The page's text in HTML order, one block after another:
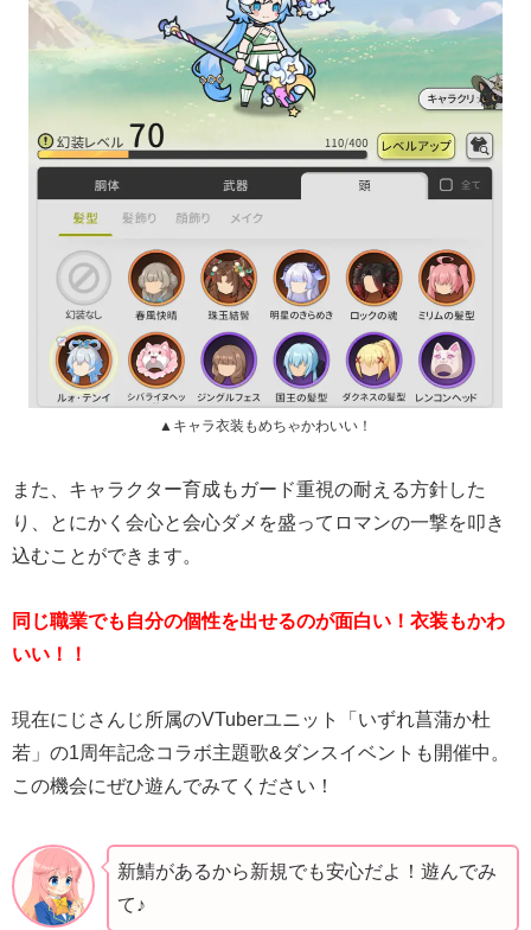
▲キャラ衣装もめちゃかわいい！
また、キャラクター育成もガード重視の耐える方針した
り、とにかく会心と会心ダメを盛ってロマンの一撃を叩き
込むことができます。
同じ職業でも自分の個性を出せるのが面白い！衣装もかわ
いい！！
現在にじさんじ所属のVTuberユニット「いずれ菖蒲か杜
若」の1周年記念コラボ主題歌&ダンスイベントも開催中。
この機会にぜひ遊んでみてください！
新鯖があるから新規でも安心だよ！遊んでみ
て♪